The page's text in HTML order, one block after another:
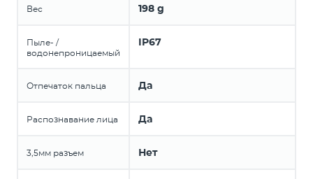
Вес 198 g
Пыле- /
водонепроницаемый
IP67
Отпечаток пальца Да
Распознавание лица Да
3,5мм разъем Нет